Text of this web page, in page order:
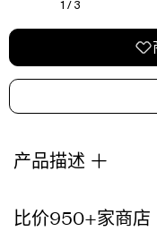
zip
fastening
1 / 3
产品描述
比价950+家商店